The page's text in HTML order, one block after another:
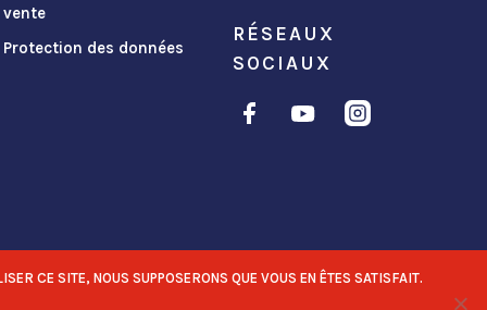
vente
Protection des données
RÉSEAUX
SOCIAUX
CE SITE, NOUS SUPPOSERONS QUE VOUS EN ÊTES SATISFAIT.